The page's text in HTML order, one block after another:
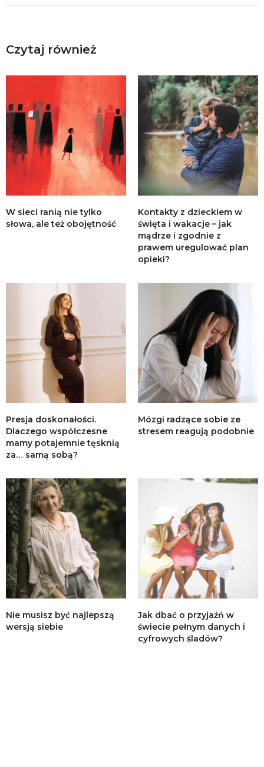
Czytaj również
W sieci ranią nie tylko
słowa, ale też obojętność
Kontakty z dzieckiem w
święta i wakacje – jak
mądrze i zgodnie z
prawem uregulować plan
opieki?
Presja doskonałości.
Dlaczego współczesne
mamy potajemnie tęsknią
za… samą sobą?
Mózgi radzące sobie ze
stresem reagują podobnie
Nie musisz być najlepszą
wersją siebie
Jak dbać o przyjaźń w
świecie pełnym danych i
cyfrowych śladów?